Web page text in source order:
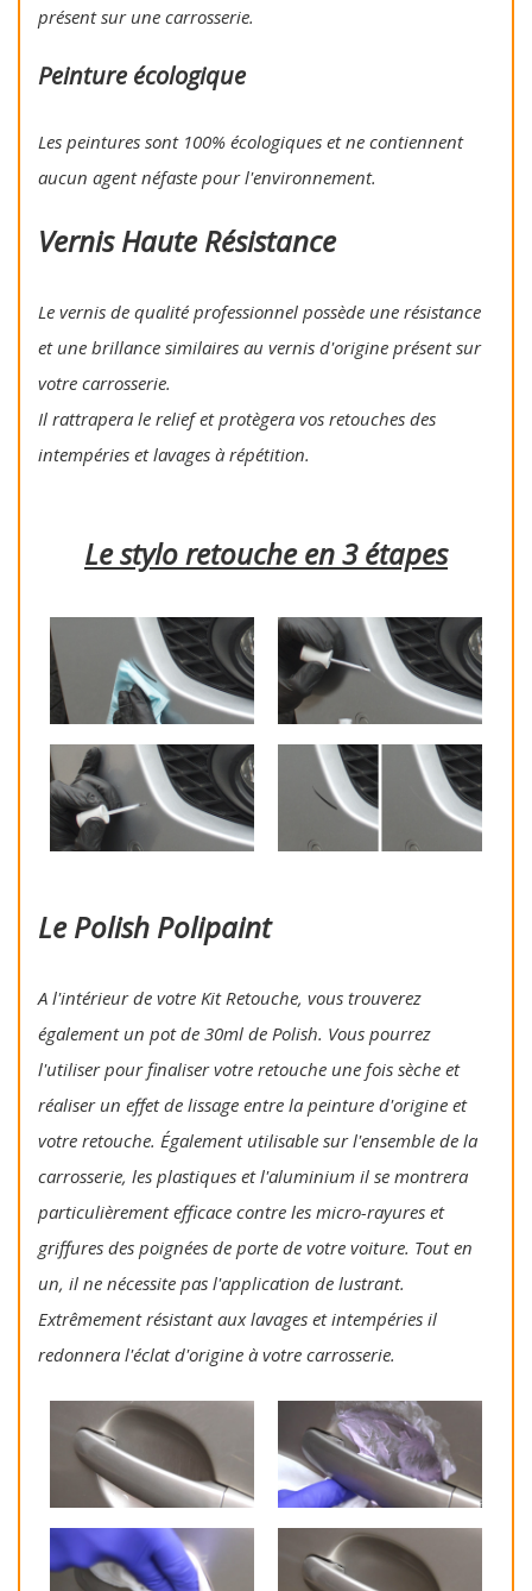
présent sur une carrosserie.
Peinture écologique
Les peintures sont 100% écologiques et ne contiennent
aucun agent néfaste pour l'environnement.
Vernis Haute Résistance
Le vernis de qualité professionnel possède une résistance
et une brillance similaires au vernis d'origine présent sur
votre carrosserie.
Il rattrapera le relief et protègera vos retouches des
intempéries et lavages à répétition.
Le stylo retouche en 3 étapes
Le Polish Polipaint
A l'intérieur de votre Kit Retouche, vous trouverez
également un pot de 30ml de Polish. Vous pourrez
l'utiliser pour finaliser votre retouche une fois sèche et
réaliser un effet de lissage entre la peinture d'origine et
votre retouche. Également utilisable sur l'ensemble de la
carrosserie, les plastiques et l'aluminium il se montrera
particulièrement efficace contre les micro-rayures et
griffures des poignées de porte de votre voiture. Tout en
un, il ne nécessite pas l'application de lustrant.
Extrêmement résistant aux lavages et intempéries il
redonnera l'éclat d'origine à votre carrosserie.